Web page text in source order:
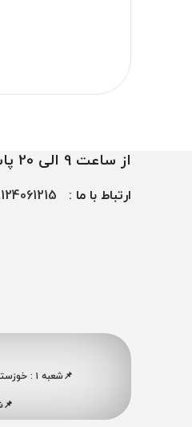
از ساعت 9 الی 20 پاسخگوی شما عزیزان هستیم
ارتباط با ما :
📌شعبه ۱ : خوزستان – ایذه – بین چهار راه گاز و میدان سپاه ، نبش کوچه شهید ممبینی
📌شعبه ۲ :